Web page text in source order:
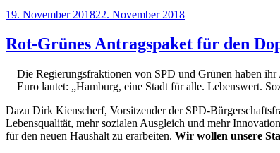
Veröffentlicht
19. November 201822. November 2018
Rot-Grünes Antragspaket für den
Die Regierungsfraktionen von SPD und Grünen haben
Euro lautet: „Hamburg, eine Stadt für alle. Lebenswert.
Dazu Dirk Kienscherf, Vorsitzender der SPD-
Lebensqualität, mehr sozialen Ausgleich und mehr
für den neuen Haushalt zu erarbeiten. Wir wollen unsere